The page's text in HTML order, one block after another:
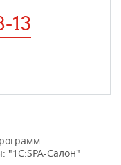
13
"1С:SPA-Салон"